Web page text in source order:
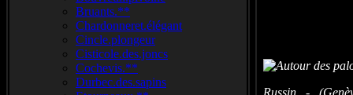
Bruants.**
Chardonneret.élégant
Cincle.plongeur
Cisticole.des.joncs
Cochevis.**
Durbec.des.sapins
Russin -